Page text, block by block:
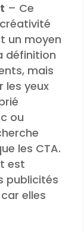
– Ce
un moyen
définition
mais
les yeux
ou
les CTA.
est
publicités
elles